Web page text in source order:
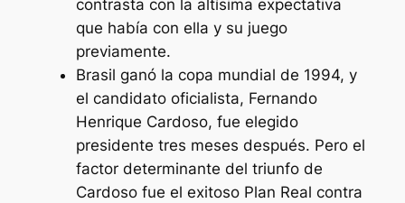
contrasta con la altísima expectativa
que había con ella y su juego
previamente.
Brasil ganó la copa mundial de 1994, y
el candidato oficialista, Fernando
Henrique Cardoso, fue elegido
presidente tres meses después. Pero el
factor determinante del triunfo de
Cardoso fue el exitoso Plan Real contra